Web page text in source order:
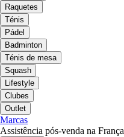
Raquetes
Ténis
Pádel
Badminton
Ténis de mesa
Squash
Lifestyle
Clubes
Outlet
Marcas
Assistência pós-venda na França